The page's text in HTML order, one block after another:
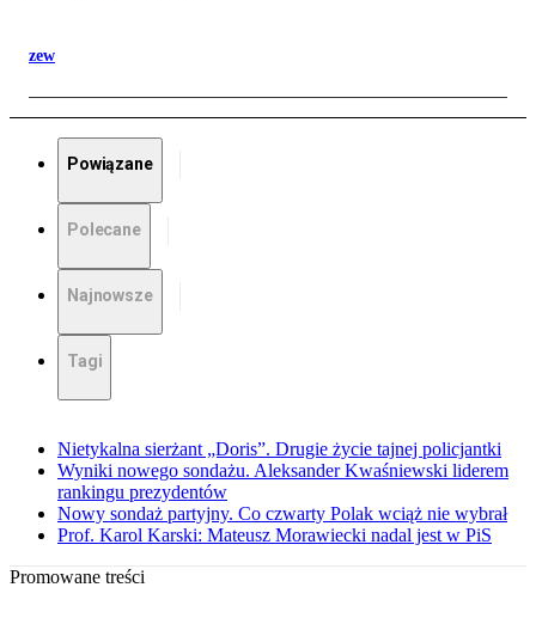
zew
Powiązane
Polecane
Najnowsze
Tagi
Nietykalna sierżant „Doris”. Drugie życie tajnej policjantki
Wyniki nowego sondażu. Aleksander Kwaśniewski liderem
rankingu prezydentów
Nowy sondaż partyjny. Co czwarty Polak wciąż nie wybrał
Prof. Karol Karski: Mateusz Morawiecki nadal jest w PiS
Promowane treści